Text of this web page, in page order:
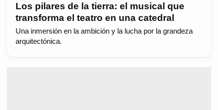
Los pilares de la tierra: el musical que
transforma el teatro en una catedral
Una inmersión en la ambición y la lucha por la grandeza
arquitectónica.